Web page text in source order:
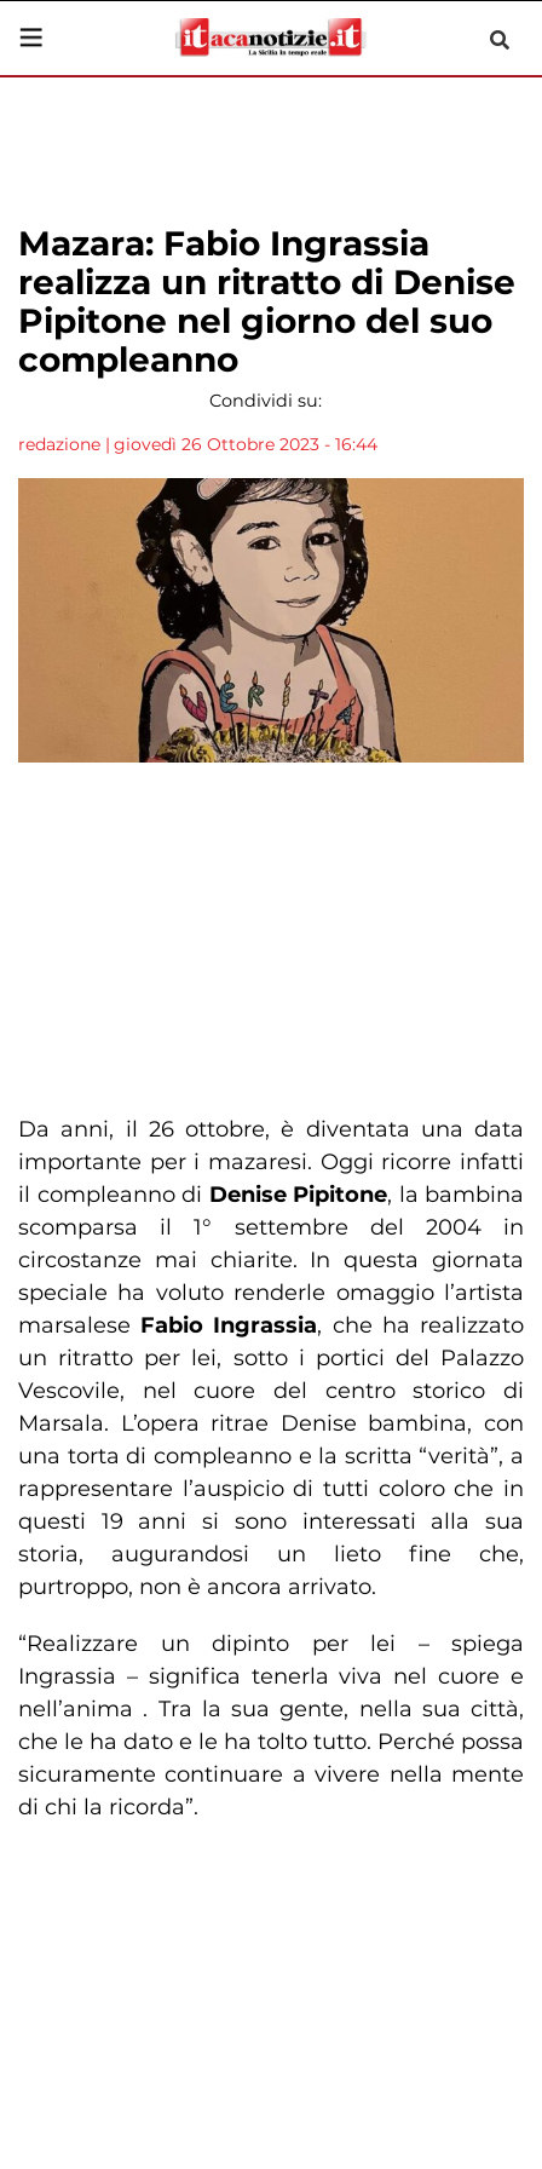
Mazara: Fabio Ingrassia
realizza un ritratto di Denise
Pipitone nel giorno del suo
compleanno
Condividi su:
redazione | giovedì 26 Ottobre 2023 - 16:44
Da anni, il 26 ottobre, è diventata una data
importante per i mazaresi. Oggi ricorre infatti
il compleanno di Denise Pipitone, la bambina
scomparsa il 1° settembre del 2004 in
circostanze mai chiarite. In questa giornata
speciale ha voluto renderle omaggio l’artista
marsalese Fabio Ingrassia, che ha realizzato
un ritratto per lei, sotto i portici del Palazzo
Vescovile, nel cuore del centro storico di
Marsala. L’opera ritrae Denise bambina, con
una torta di compleanno e la scritta “verità”, a
rappresentare l’auspicio di tutti coloro che in
questi 19 anni si sono interessati alla sua
storia, augurandosi un lieto fine che,
purtroppo, non è ancora arrivato.
“Realizzare un dipinto per lei – spiega
Ingrassia – significa tenerla viva nel cuore e
nell’anima . Tra la sua gente, nella sua città,
che le ha dato e le ha tolto tutto. Perché possa
sicuramente continuare a vivere nella mente
di chi la ricorda”.